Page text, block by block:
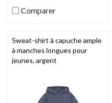
Comparer
Sweat-shirt à capuche ample
à manches longues pour
jeunes, argent